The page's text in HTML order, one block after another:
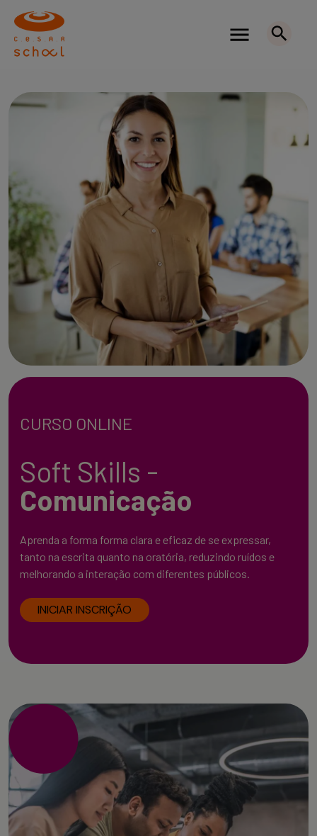
CURSO ONLINE
Soft Skills -
Comunicação
Aprenda a forma forma clara e eficaz de se expressar,
tanto na escrita quanto na oratória, reduzindo ruídos e
melhorando a interação com diferentes públicos.
INICIAR INSCRIÇÃO